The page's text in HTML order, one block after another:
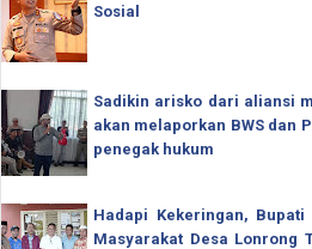
Sosial
Sadikin arisko dari aliansi
akan melaporkan BWS dan
penegak hukum
Hadapi Kekeringan,
Masyarakat Desa Lonrong